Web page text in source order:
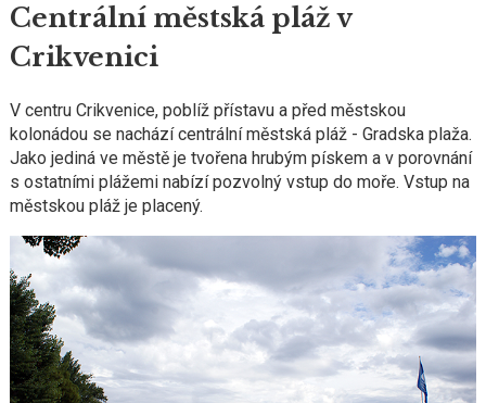
Centrální městská pláž v
Crikvenici
V centru Crikvenice, poblíž přístavu a před městskou
kolonádou se nachází centrální městská pláž - Gradska plaža.
Jako jediná ve městě je tvořena hrubým pískem a v porovnání
s ostatními plážemi nabízí pozvolný vstup do moře. Vstup na
městskou pláž je placený.